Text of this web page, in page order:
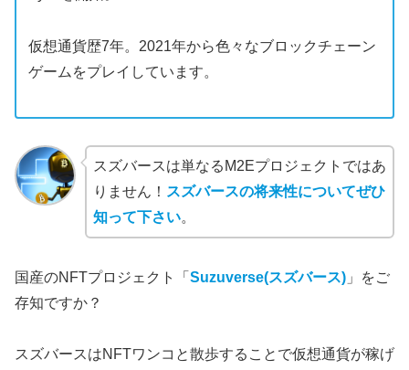
仮想通貨歴7年。2021年から色々なブロックチェーン
ゲームをプレイしています。
スズバースは単なるM2Eプロジェクトではあ
りません！ スズバースの将来性についてぜひ
知って下さい。
国産のNFTプロジェクト「 Suzuverse(スズバース) 」をご
存知ですか？
スズバースはNFTワンコと散歩することで仮想通貨が稼げ